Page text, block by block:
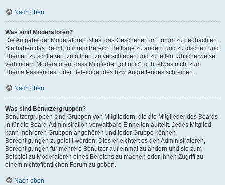
Nach oben
Was sind Moderatoren?
Die Aufgabe der Moderatoren ist es, das Geschehen im Forum zu beobachten.
Sie haben das Recht, in ihrem Bereich Beiträge zu ändern und zu löschen und
Themen zu schließen, zu öffnen, zu verschieben und zu teilen. Üblicherweise
verhindern Moderatoren, dass Mitglieder „offtopic“, d. h. etwas nicht zum
Thema Passendes, oder Beleidigendes bzw. Angreifendes schreiben.
Nach oben
Was sind Benutzergruppen?
Benutzergruppen sind Gruppen von Mitgliedern, die die Mitglieder des Boards
in für die Board-Administration verwaltbare Einheiten aufteilt. Jedes Mitglied
kann mehreren Gruppen angehören und jeder Gruppe können
Berechtigungen zugeteilt werden. Dies erleichtert es den Administratoren,
Berechtigungen für mehrere Benutzer auf einmal zu ändern und sie zum
Beispiel zu Moderatoren eines Bereichs zu machen oder ihnen Zugriff zu
einem nichtöffentlichen Forum zu geben.
Nach oben